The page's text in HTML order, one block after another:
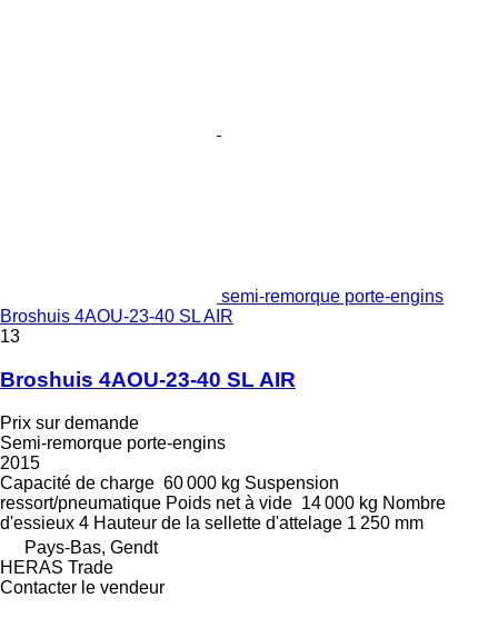
semi-remorque porte-engins
Broshuis 4AOU-23-40 SL AIR
13
Broshuis 4AOU-23-40 SL AIR
Prix sur demande
Semi-remorque porte-engins
2015
Capacité de charge 60 000 kg Suspension
ressort/pneumatique Poids net à vide 14 000 kg Nombre
d'essieux 4 Hauteur de la sellette d'attelage 1 250 mm
Pays-Bas, Gendt
HERAS Trade
Contacter le vendeur